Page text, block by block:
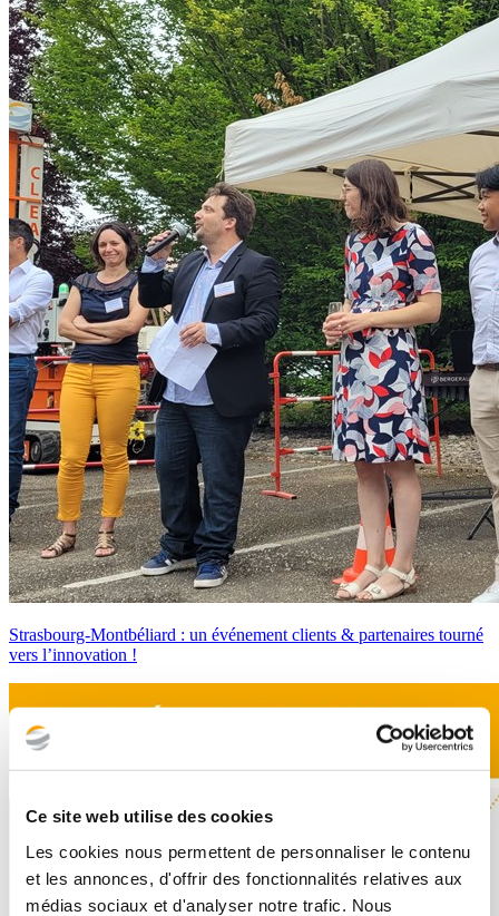
Ce site web utilise des cookies
Les cookies nous permettent de personnaliser le contenu
et les annonces, d'offrir des fonctionnalités relatives aux
médias sociaux et d'analyser notre trafic. Nous
Strasbourg-Montbéliard : un événement clients & partenaires tourné
vers l’innovation !